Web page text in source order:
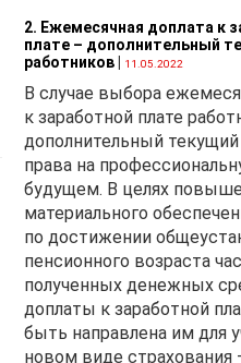
2. Ежемесячная доплата к
плате – дополнительный
работников| 11.05.2022
В случае выбора
к заработной плате
дополнительный
права на
будущем. В целях
материального
по достижении
пенсионного возраста
полученных денежных
доплаты к заработной
быть направлена им для
новом виде страхования